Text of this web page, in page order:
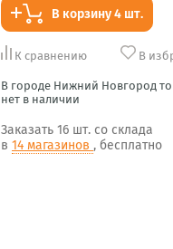
В корзину 4 шт.
К сравнению В
В городе Нижний Новгород
нет в наличии
Заказать 16 шт. со склада
в 14 магазинов , бесплатно